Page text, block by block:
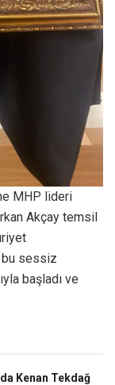
MHP lideri
Akçay temsil
bu sessiz
başladı ve
Kenan Tekdağ